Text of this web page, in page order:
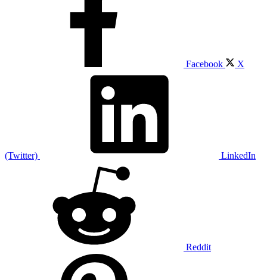
Facebook X
(Twitter) LinkedIn
Reddit